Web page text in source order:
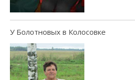
У Болотновых в Колосовке